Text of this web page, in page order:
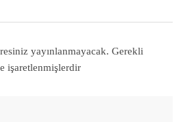
yayınlanmayacak. Gerekli
işaretlenmişlerdir